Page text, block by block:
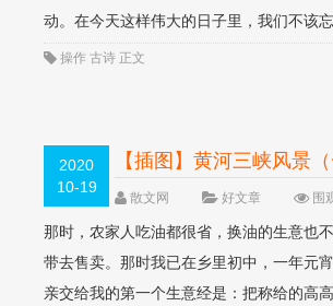
动。在今天这样伟大的日子里，我们不该
操作 古诗 正文
2020
10-19
【插图】黄河三峡风景
散文网 好文章 围
那时，农家人吃油都很省，换油的生意也
带去售卖。那时我已在乡里初中，一年元
亲交给我的第一个生意经是：把称给的高